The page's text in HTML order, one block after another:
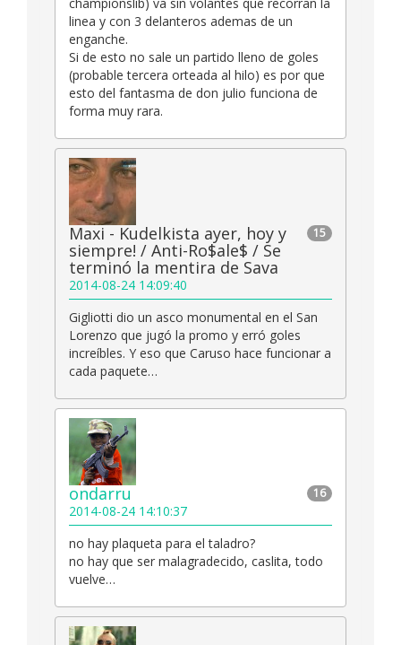
linea y con 3 delanteros ademas de un
enganche.
Si de esto no sale un partido lleno de goles
(probable tercera orteada al hilo) es por que
esto del fantasma de don julio funciona de
forma muy rara.
15
Maxi - Kudelkista ayer, hoy y
siempre! / Anti-Ro$ale$ / Se
terminó la mentira de Sava
2014-08-24 14:09:40
Gigliotti dio un asco monumental en el San
Lorenzo que jugó la promo y erró goles
increíbles. Y eso que Caruso hace funcionar a
cada paquete…
16
ondarru
2014-08-24 14:10:37
no hay plaqueta para el taladro?
no hay que ser malagradecido, caslita, todo
vuelve…